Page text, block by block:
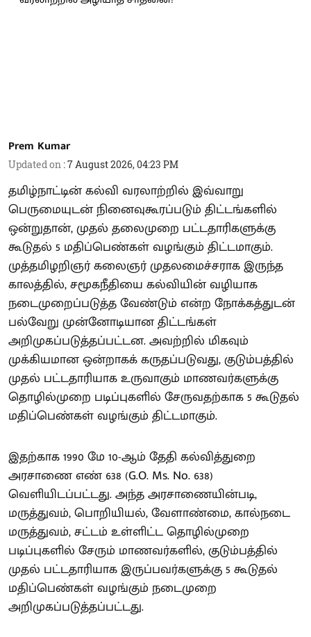
Prem Kumar
Updated on :7 August 2026, 04:23 PM
தமிழ்நாட்டின் கல்வி வரலாற்றில் இவ்வாறு
பெருமையுடன் நினைவுகூரப்படும் திட்டங்களில்
ஒன்றுதான், முதல் தலைமுறை பட்டதாரிகளுக்கு
கூடுதல் 5 மதிப்பெண்கள் வழங்கும் திட்டமாகும்.
முத்தமிழறிஞர் கலைஞர் முதலமைச்சராக இருந்த
காலத்தில், சமூகநீதியை கல்வியின் வழியாக
நடைமுறைப்படுத்த வேண்டும் என்ற நோக்கத்துடன்
பல்வேறு முன்னோடியான திட்டங்கள்
அறிமுகப்படுத்தப்பட்டன. அவற்றில் மிகவும்
முக்கியமான ஒன்றாகக் கருதப்படுவது, குடும்பத்தில்
முதல் பட்டதாரியாக உருவாகும் மாணவர்களுக்கு
தொழில்முறை படிப்புகளில் சேருவதற்காக 5 கூடுதல்
மதிப்பெண்கள் வழங்கும் திட்டமாகும்.
இதற்காக 1990 மே 10-ஆம் தேதி கல்வித்துறை
அரசாணை எண் 638 (G.O. Ms. No. 638)
வெளியிடப்பட்டது. அந்த அரசாணையின்படி,
மருத்துவம், பொறியியல், வேளாண்மை, கால்நடை
மருத்துவம், சட்டம் உள்ளிட்ட தொழில்முறை
படிப்புகளில் சேரும் மாணவர்களில், குடும்பத்தில்
முதல் பட்டதாரியாக இருப்பவர்களுக்கு 5 கூடுதல்
மதிப்பெண்கள் வழங்கும் நடைமுறை
அறிமுகப்படுத்தப்பட்டது.